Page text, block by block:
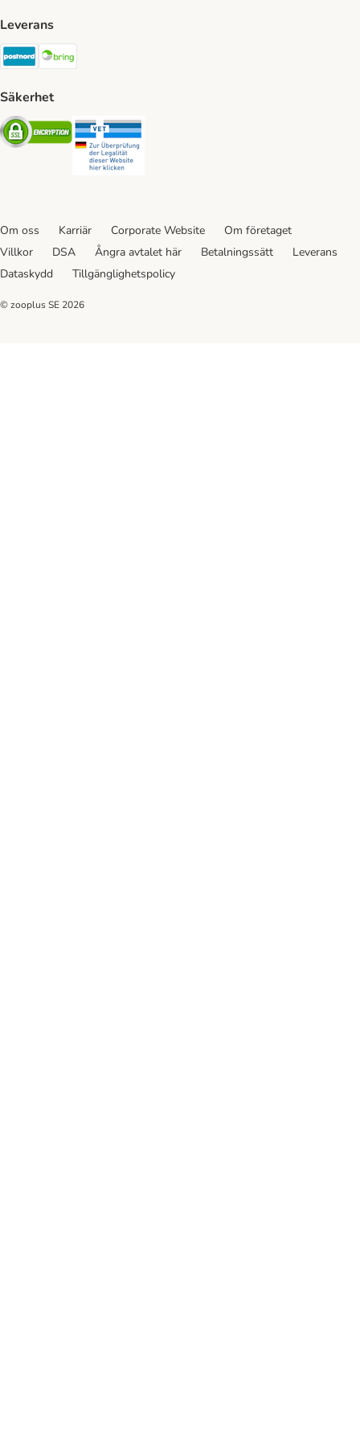
Leverans
Postnord Shipping Method
Säkerhet
Security
Om oss Karriär Corporate Website
Om företaget
Villkor
DSA Ångra avtalet här Betalningssätt
Leverans
Dataskydd
Tillgänglighetspolicy
© zooplus SE 2026